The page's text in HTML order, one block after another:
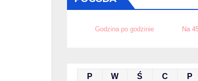
Godzina po godzinie Na
P W Ś C P